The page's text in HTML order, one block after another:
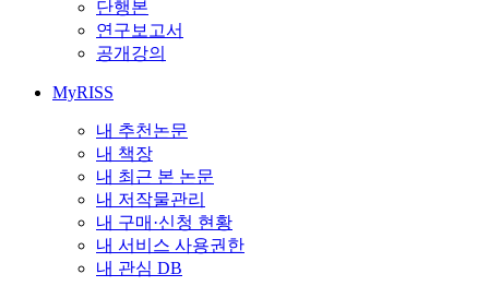
단행본
연구보고서
공개강의
MyRISS
내 추천논문
내 책장
내 최근 본 논문
내 저작물관리
내 구매·신청 현황
내 서비스 사용권한
내 관심 DB